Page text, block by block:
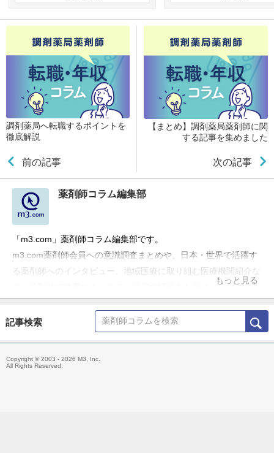
調剤薬局へ転職するポイントを
徹底解説
前の記事
【まとめ】調剤薬局薬剤師に関
する記事を集めました
次の記事
薬剤師コラム編集部
「m3.com」薬剤師コラム編集部です。
m3.com薬剤師会員への意識調査まとめや、日本・世界で活躍す
る薬剤師へのインタビュー、地域医療に取り組む医療機関紹介な
ど、薬剤師の仕事やキャリアに役立つ情報をお届けしています。
もっと見る
記事検索
Copyright © 2003 - 2026 M3, Inc.
All Rights Reserved.